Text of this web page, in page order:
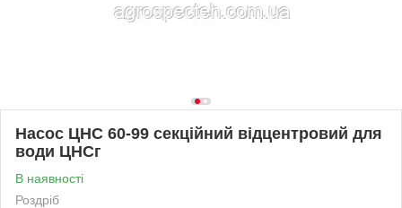
Насос ЦНС 60-99 секційний відцентровий для
води ЦНСг
В наявності
Роздріб